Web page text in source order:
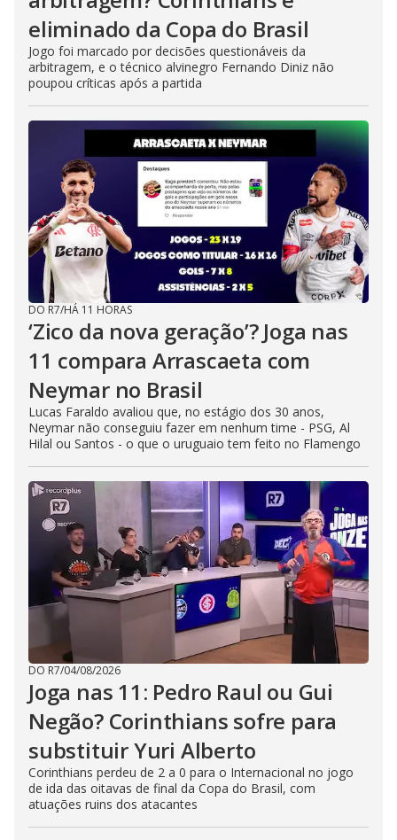
eliminado da Copa do Brasil
Jogo foi marcado por decisões questionáveis da
arbitragem, e o técnico alvinegro Fernando Diniz não
poupou críticas após a partida
DO R7/HÁ 11 HORAS
‘Zico da nova geração’? Joga nas
11 compara Arrascaeta com
Neymar no Brasil
Lucas Faraldo avaliou que, no estágio dos 30 anos,
Neymar não conseguiu fazer em nenhum time - PSG, Al
Hilal ou Santos - o que o uruguaio tem feito no Flamengo
DO R7/04/08/2026
Joga nas 11: Pedro Raul ou Gui
Negão? Corinthians sofre para
substituir Yuri Alberto
Corinthians perdeu de 2 a 0 para o Internacional no jogo
de ida das oitavas de final da Copa do Brasil, com
atuações ruins dos atacantes